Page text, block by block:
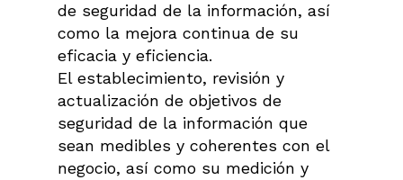
de seguridad de la información, así
como la mejora continua de su
eficacia y eficiencia.
El establecimiento, revisión y
actualización de objetivos de
seguridad de la información que
sean medibles y coherentes con el
negocio, así como su medición y